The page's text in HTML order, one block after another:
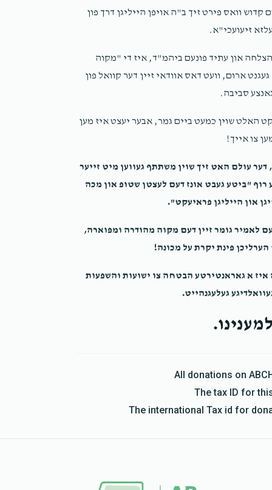
וואס פירט זיך ב"ה אויפן הייליגן דרך פון
זיעועכי"א.
און עתיד פונעם ביהמ"ד, איז די "מקוה
ארום, וועט דאס אוודאי זיין דער קוואל פון
סביבה.
האלט שוין כמעט ביים גמר, אבער יעצט איז מען
צו אייך!
דער עולם האט זיך שוין משתתף געווען מיט זייער
רוף "ביטע געבט אונז דעם לעצטן שטופ און מכה
און הייליגן פראיעקט".
לאמיר גומר זיין דעם מקוה מהודרה ומפוארה,
פינת יקרת על מכונה!
א גאראנטירטע הבטחה צו ישועות והשפעות
געלעגנהייט.
All donations on
The tax ID for
The international Tax id for